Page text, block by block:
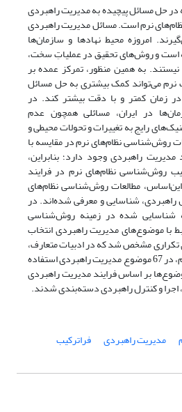
حل مسائل پیچیده به مدیریت راهبردی
نرم است. مسائل مدیریت راهبردی
امروزه محیط نهادها و سازمان‌ها
است و روش‌های تحقیق در عملیاتِ سخت،
به همین منظور، تمرکز عمده بر
می‌تواند کمک بیشتری به حل مسائل
زمان کمتر و با دقت بیشتر کند. در
در ایران، مسائلی همچون عدم
رایج به تغییرات و تحولات محیطی و
روش‌شناسی نظام‌های نرم در مقایسه با
راهبردی وجود دارد؛ بنابراین،
روش‌شناسی نظام‌های نرم در فرایند
مطالعات روش‌شناسی نظام‌های
راهبردی، شناسایی و معرفی شده‌اند. در
از 808 مقاله شناسایی شده در زمینه روش‌شناسی
73 مقاله مرتبط با موضوع‌های مدیریت راهبردی انتخاب
مشخص شد که در ادبیات متعارف،
از روش‌شناسی نظام‌های نرم، در 67 موضوع مدیریت راهبردی استفاده
بر اساس فرایند مدیریت راهبردی
اجرا و کنترل راهبردی دسته‌بندی شدند.
مدیریت راهبردی فراترکیب